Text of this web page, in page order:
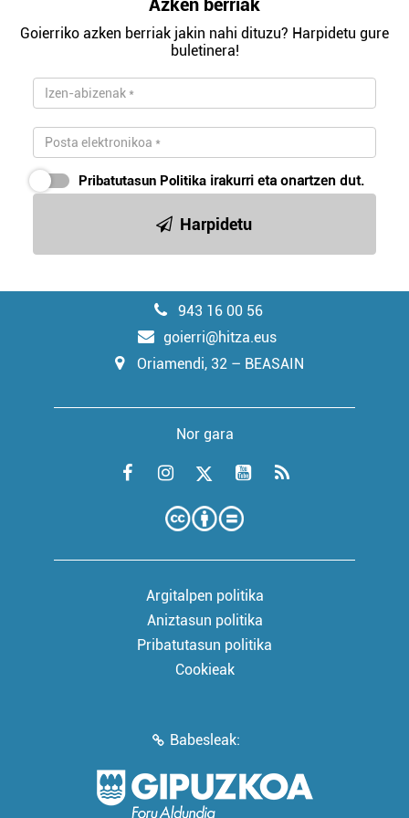
Azken berriak
Goierriko azken berriak jakin nahi dituzu? Harpidetu gure
buletinera!
Pribatutasun Politika irakurri eta onartzen dut.
Harpidetu
943 16 00 56
goierri@hitza.eus
Oriamendi, 32 – BEASAIN
Nor gara
Argitalpen politika
Aniztasun politika
Pribatutasun politika
Cookieak
Babesleak: